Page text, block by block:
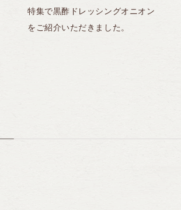
特集で黒酢ドレッシングオニオン
をご紹介いただきました。